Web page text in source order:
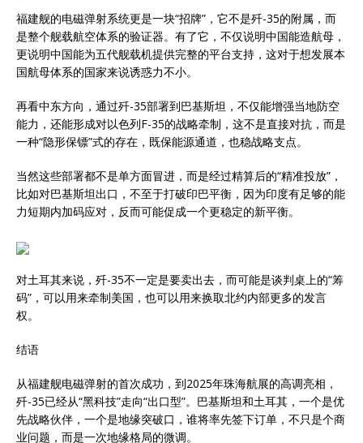
福建舰的电磁弹射系统更是一块“招牌”，它不是歼-35的附属，而
是整个舰载航空体系的验证器。有了它，不仅说明中国能造航母，
更说明中国能为五代舰载机提供完整的平台支持，这对于想发展本
国航母体系的国家来说诱惑力不小。
再看中东方向，通过歼-35部署到巴基斯坦，不仅能增强当地防空
能力，还能形成对以色列F-35的战略牵制，这不是直接对抗，而是
一种“隐形保镖”式的存在，既保能源通道，也稳战略支点。
当然这些部署都不是单方面冒进，而是经过精算后的“精准投放”，
比如对巴基斯坦出口，不至于打破印巴平衡，因为印度有足够的能
力短期内加码应对，反而可能促成一个更稳定的新平衡。
对土耳其来说，歼-35不一定是要卖出去，而可能是谈判桌上的“筹
码”，可以用来牵制美国，也可以用来换取北约内部更多的发言
权。
结语
从福建舰电磁弹射的首次成功，到2025年珠海航展的高调亮相，
歼-35已经从“黑科技”走向“出口型”。巴基斯坦和土耳其，一个是优
先战略伙伴，一个是地缘突破口，谁将率先签下订单，不只是个商
业问题，而是一次地缘格局的微调。